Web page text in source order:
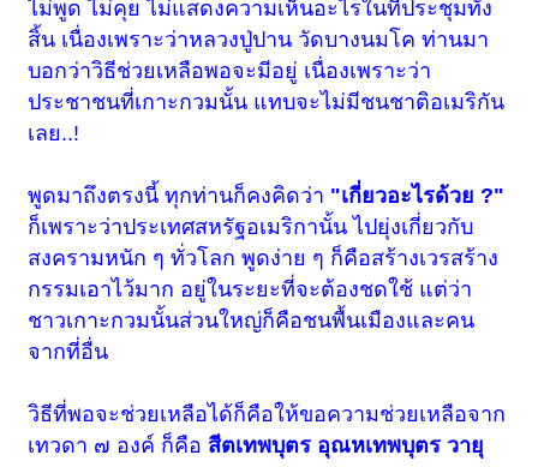
ไม่พูด ไม่คุย ไม่แสดงความเห็นอะไรในที่ประชุมทั้ง
สิ้น เนื่องเพราะว่าหลวงปู่ปาน วัดบางนมโค ท่านมา
บอกว่าวิธีช่วยเหลือพอจะมีอยู่ เนื่องเพราะว่า
ประชาชนที่เกาะกวมนั้น แทบจะไม่มีชนชาติอเมริกัน
เลย..!
พูดมาถึงตรงนี้ ทุกท่านก็คงคิดว่า "เกี่ยวอะไรด้วย ?"
ก็เพราะว่าประเทศสหรัฐอเมริกานั้น ไปยุ่งเกี่ยวกับ
สงครามหนัก ๆ ทั่วโลก พูดง่าย ๆ ก็คือสร้างเวรสร้าง
กรรมเอาไว้มาก อยู่ในระยะที่จะต้องชดใช้ แต่ว่า
ชาวเกาะกวมนั้นส่วนใหญ่ก็คือชนพื้นเมืองและคน
จากที่อื่น
วิธีที่พอจะช่วยเหลือได้ก็คือให้ขอความช่วยเหลือจาก
เทวดา ๗ องค์ ก็คือ สีตเทพบุตร อุณหเทพบุตร วายุ